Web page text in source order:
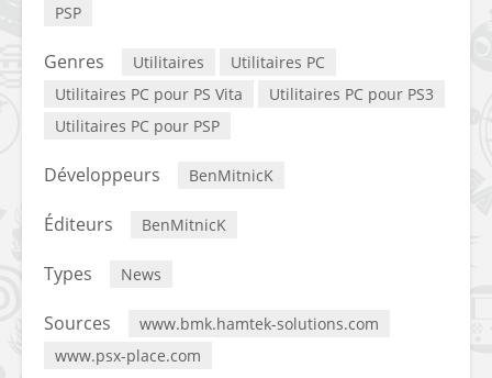
PSP
Genres Utilitaires
Utilitaires PC
Utilitaires PC pour PS Vita
Utilitaires PC pour PS3
Utilitaires PC pour PSP
Développeurs BenMitnicK
Éditeurs BenMitnicK
Types News
Sources
www.bmk.hamtek-solutions.com
www.psx-place.com